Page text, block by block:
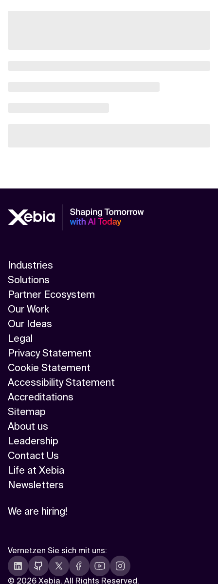
Industries
Solutions
Partner Ecosystem
Our Work
Our Ideas
Legal
Privacy Statement
Cookie Statement
Accessibility Statement
Accreditations
Sitemap
About us
Leadership
Contact Us
Life at Xebia
Newsletters
We are hiring!
© 2026 Xebia. All Rights Reserved.
Vernetzen Sie sich mit uns: